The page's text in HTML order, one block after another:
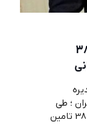
برانگیز ماده 38
؛ طی
یادداشتی تخصصی در خصوص ماده 38 تامین